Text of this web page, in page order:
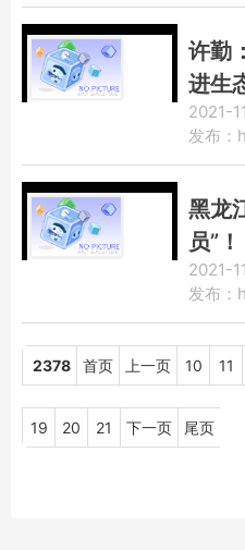
许勤
进生
丽中
2021-
发布：
黑龙
员”！
2021-
发布：
2378 首页 上一页 10 11
19 20 21 下一页 尾页